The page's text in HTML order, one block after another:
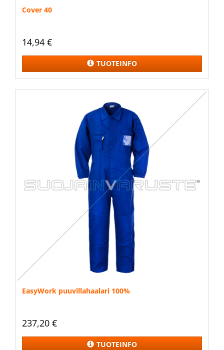
Cover 40
14,94 €
TUOTEINFO
EasyWork puuvillahaalari 100%
237,20 €
TUOTEINFO